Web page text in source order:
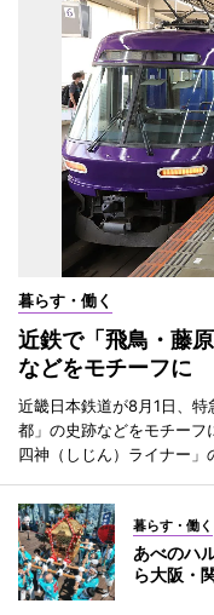
暮らす・働く
近鉄で「飛鳥・藤
などをモチーフに
近畿日本鉄道が8月1日、
都」の史跡などをモチー
四神（しじん）ライナー」
暮らす・働く
あべのハ
ら大阪・